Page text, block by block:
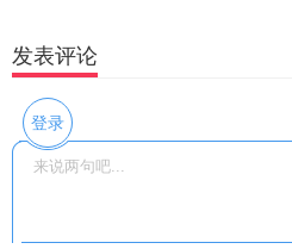
发表评论
登录